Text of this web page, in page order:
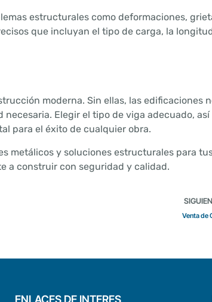
estructurales como deformaciones,
que incluyan el tipo de carga, la
moderna. Sin ellas, las edificaciones
Elegir el tipo de viga adecuado, así
para el éxito de cualquier obra.
metálicos y soluciones estructurales para
a construir con seguridad y calidad.
Venta de
ENLACES DE INTERES